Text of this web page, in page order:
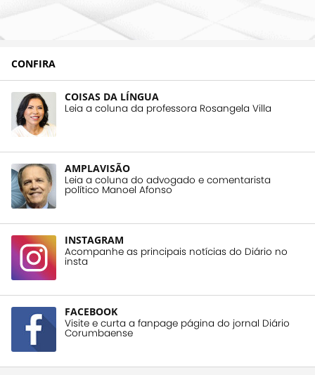
CONFIRA
COISAS DA LÍNGUA
Leia a coluna da professora Rosangela Villa
AMPLAVISÃO
Leia a coluna do advogado e comentarista
político Manoel Afonso
INSTAGRAM
Acompanhe as principais notícias do Diário no
insta
FACEBOOK
Visite e curta a fanpage página do jornal Diário
Corumbaense